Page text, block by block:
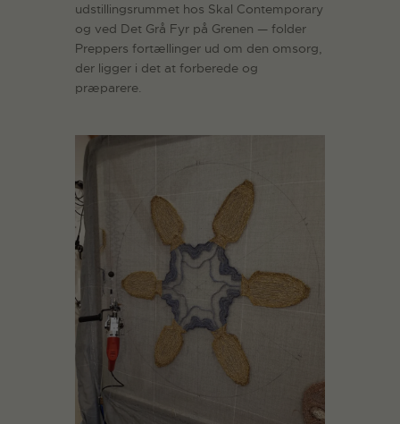
udstillingsrummet hos Skal Contemporary
og ved Det Grå Fyr på Grenen — folder
Preppers fortællinger ud om den omsorg,
der ligger i det at forberede og
præparere.